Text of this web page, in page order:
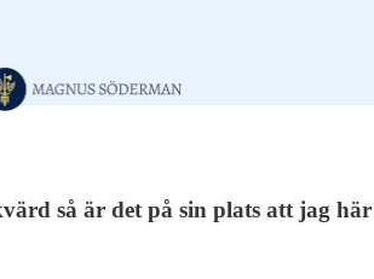
så är det på sin plats att jag